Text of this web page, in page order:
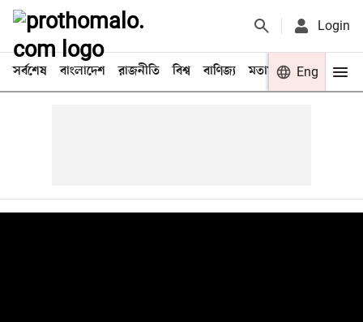
Login
সর্বশেষ বাংলাদেশ রাজনীতি বিশ্ব বাণিজ্য মতামত খেলা
Eng